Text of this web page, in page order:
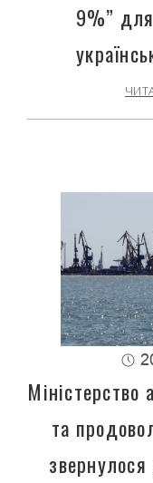
9%”
Міністерство
та
звернулося